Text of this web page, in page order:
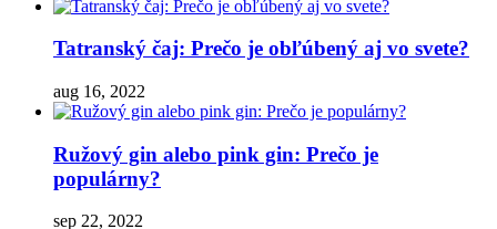
Tatranský čaj: Prečo je obľúbený aj vo svete?
aug 16, 2022
Ružový gin alebo pink gin: Prečo je
populárny?
sep 22, 2022